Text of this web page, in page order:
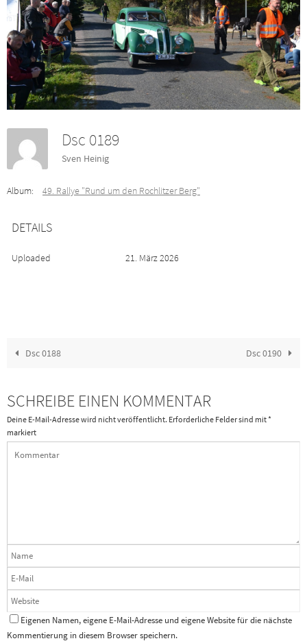
Dsc 0189
Sven Heinig
Album: 49. Rallye "Rund um den Rochlitzer Berg"
DETAILS
Uploaded 21. März 2026
Dsc 0188 Dsc 0190
SCHREIBE EINEN KOMMENTAR
Deine E-Mail-Adresse wird nicht veröffentlicht. Erforderliche Felder sind mit*
markiert
Eigenen Namen, eigene E-Mail-Adresse und eigene Website für die nächste
Kommentierung in diesem Browser speichern.